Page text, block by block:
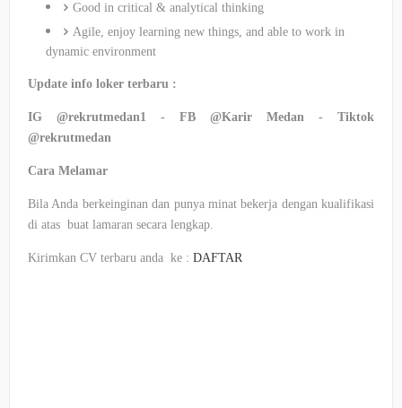
Good in critical & analytical thinking
Agile, enjoy learning new things, and able to work in
dynamic environment
Update info loker terbaru :
IG @rekrutmedan1 - FB @Karir Medan - Tiktok
@rekrutmedan
Cara Melamar
Bila Anda berkeinginan dan punya minat bekerja dengan kualifikasi
di atas buat lamaran secara lengkap.
Kirimkan CV terbaru anda ke : DAFTAR